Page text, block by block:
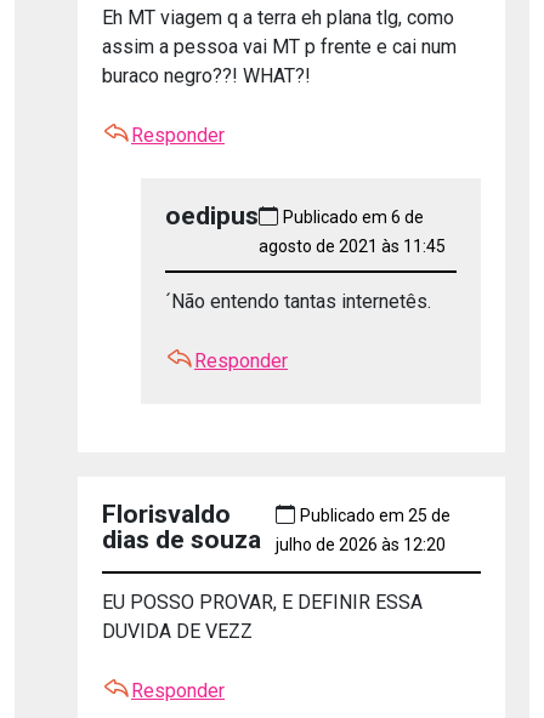
Eh MT viagem q a terra eh plana tlg, como
assim a pessoa vai MT p frente e cai num
buraco negro??! WHAT?!
Responder
oedipus
Publicado em 6 de
agosto de 2021 às 11:45
´Não entendo tantas internetês.
Responder
Florisvaldo
dias de souza
Publicado em 25 de
julho de 2026 às 12:20
EU POSSO PROVAR, E DEFINIR ESSA
DUVIDA DE VEZZ
Responder